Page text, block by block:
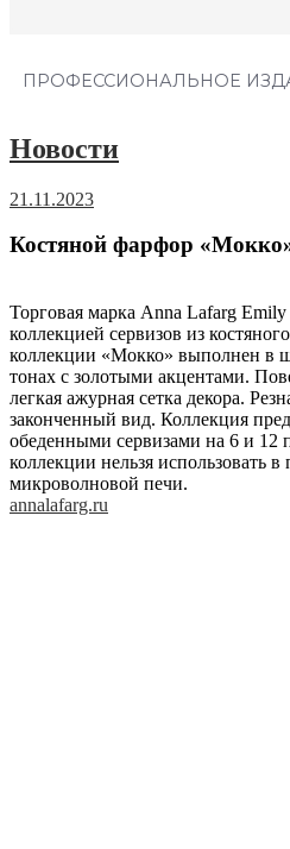
ПРОФЕССИОНАЛЬНОЕ
Новости
21.11.2023
Костяной фарфор
Торговая марка Anna Lafarg
коллекцией сервизов из
коллекции «Мокко» выполнен в
тонах с золотыми акцентами.
легкая ажурная сетка декора.
законченный вид. Коллекция
обеденными сервизами на 6 и 12
коллекции нельзя использовать
микроволновой печи.
annalafarg.ru